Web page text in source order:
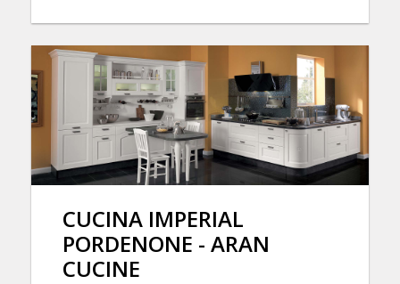
CUCINA IMPERIAL
PORDENONE - ARAN
CUCINE